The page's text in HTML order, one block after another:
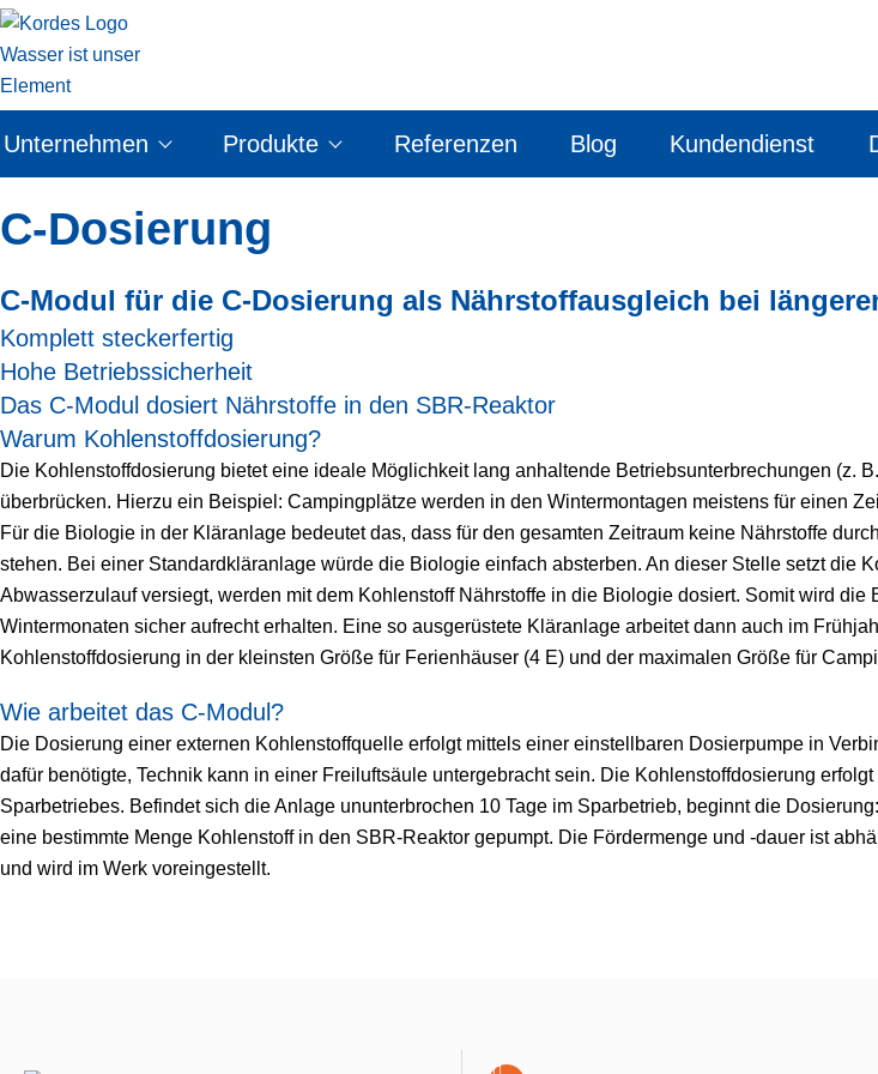
Unternehmen Produkte Referenzen Blog Kundendienst
C-Dosierung
C-Modul für die C-Dosierung als Nährstoffausgleich bei
Komplett steckerfertig
Hohe Betriebssicherheit
Das C-Modul dosiert Nährstoffe in den SBR-Reaktor
Warum Kohlenstoffdosierung?
Die Kohlenstoffdosierung bietet eine ideale Möglichkeit lang anhaltende Betriebsunterbrechungen (z.
überbrücken. Hierzu ein Beispiel: Campingplätze werden in den Wintermontagen meistens für einen
Für die Biologie in der Kläranlage bedeutet das, dass für den gesamten Zeitraum keine Nährstoffe
stehen. Bei einer Standardkläranlage würde die Biologie einfach absterben. An dieser Stelle setzt die
Abwasserzulauf versiegt, werden mit dem Kohlenstoff Nährstoffe in die Biologie dosiert. Somit wird die
Wintermonaten sicher aufrecht erhalten. Eine so ausgerüstete Kläranlage arbeitet dann auch im
Kohlenstoffdosierung in der kleinsten Größe für Ferienhäuser (4 E) und der maximalen Größe für
Wie arbeitet das C-Modul?
Die Dosierung einer externen Kohlenstoffquelle erfolgt mittels einer einstellbaren Dosierpumpe in
dafür benötigte, Technik kann in einer Freiluftsäule untergebracht sein. Die Kohlenstoffdosierung
Sparbetriebes. Befindet sich die Anlage ununterbrochen 10 Tage im Sparbetrieb, beginnt die
eine bestimmte Menge Kohlenstoff in den SBR-Reaktor gepumpt. Die Fördermenge und -dauer ist
und wird im Werk voreingestellt.